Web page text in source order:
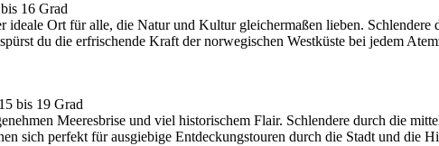
16 Grad
Ort für alle, die Natur und Kultur gleichermaßen lieben.
du die erfrischende Kraft der norwegischen Westküste bei jedem
bis 19 Grad
Meeresbrise und viel historischem Flair. Schlendere durch die
sich perfekt für ausgiebige Entdeckungstouren durch die Stadt und die